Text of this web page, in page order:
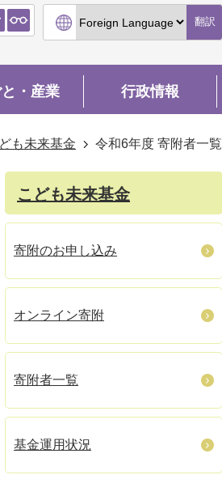
翻訳
と・産業 行政情報
も未来基金 令和6年度 寄附者一覧
こども未来基金
寄附のお申し込み
オンライン寄附
寄附者一覧
基金運用状況